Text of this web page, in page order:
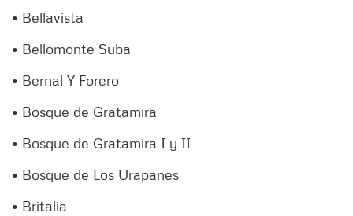
• Bellavista
• Bellomonte Suba
• Bernal Y Forero
• Bosque de Gratamira
• Bosque de Gratamira I y II
• Bosque de Los Urapanes
• Britalia